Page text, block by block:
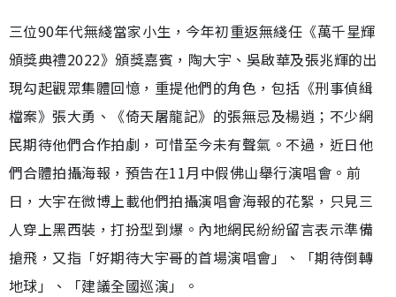
三位90年代無綫當家小生，今年初重返無綫任《萬千星輝
頒獎典禮2022》頒獎嘉賓，陶大宇、吳啟華及張兆輝的出
現勾起觀眾集體回憶，重提他們的角色，包括《刑事偵緝
檔案》張大勇、《倚天屠龍記》的張無忌及楊逍；不少網
民期待他們合作拍劇，可惜至今未有聲氣。不過，近日他
們合體拍攝海報，預告在11月中假佛山舉行演唱會。前
日，大宇在微博上載他們拍攝演唱會海報的花絮，只見三
人穿上黑西裝，打扮型到爆。內地網民紛紛留言表示準備
搶飛，又指「好期待大宇哥的首場演唱會」、「期待倒轉
地球」、「建議全國巡演」。